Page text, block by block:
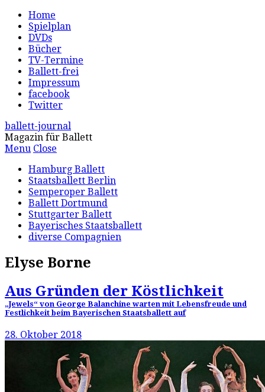
Home
Spielplan
DVDs
Bücher
TV-Termine
Ballett-frei
Impressum
facebook
Twitter
ballett-journal
Magazin für Ballett
Menu Close
Hamburg Ballett
Staatsballett Berlin
Semperoper Ballett
Ballett Dortmund
Stuttgarter Ballett
Bayerisches Staatsballett
diverse Compagnien
Elyse Borne
Aus Gründen der Köstlichkeit
„Jewels“ von George Balanchine warten mit Lebensfreude und
Festlichkeit beim Bayerischen Staatsballett auf
28. Oktober 2018